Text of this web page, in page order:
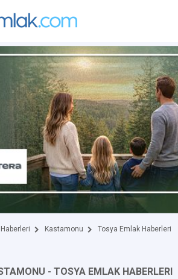
Kastamonu Tosya Emlak Haberleri
- TOSYA EMLAK HABERLERI